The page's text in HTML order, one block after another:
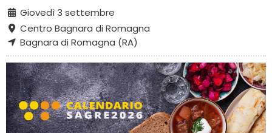
Giovedì 3 settembre
Centro Bagnara di Romagna
Bagnara di Romagna (RA)